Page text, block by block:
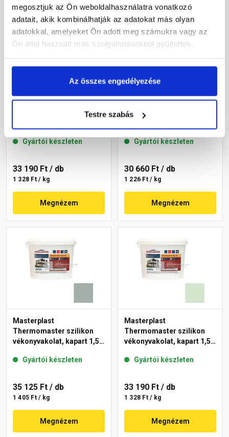
megosztjuk az Ön weboldalhasználatra vonatkozó
adatait, akik kombinálhatják az adatokat más olyan
adatokkal, amelyeket Ön adott meg számukra vagy az
Ön által használt más szolgáltatásokból gyűjtöttek.
Az összes engedélyezése
Testre szabás
Masterplast
Thermomaster szilikon
Gyártói készleten
33 190 Ft / db
1 328 Ft / kg
Megnézem
Masterplast
Thermomaster szilikon
Gyártói készleten
30 660 Ft / db
1 226 Ft / kg
Megnézem
Masterplast
Thermomaster szilikon
vékonyvakolat, kapart 1,5
Gyártói készleten
35 125 Ft / db
1 405 Ft / kg
Megnézem
Masterplast
Thermomaster szilikon
vékonyvakolat, kapart 1,5
Gyártói készleten
33 190 Ft / db
1 328 Ft / kg
Megnézem